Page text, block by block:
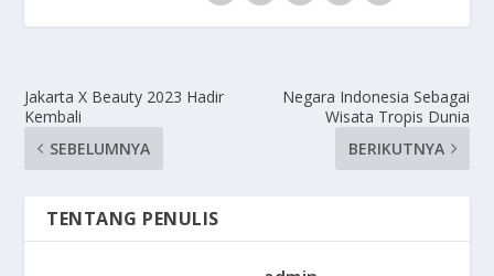
Jakarta X Beauty 2023 Hadir
Kembali
SEBELUMNYA
Negara Indonesia Sebagai
Wisata Tropis Dunia
BERIKUTNYA
TENTANG PENULIS